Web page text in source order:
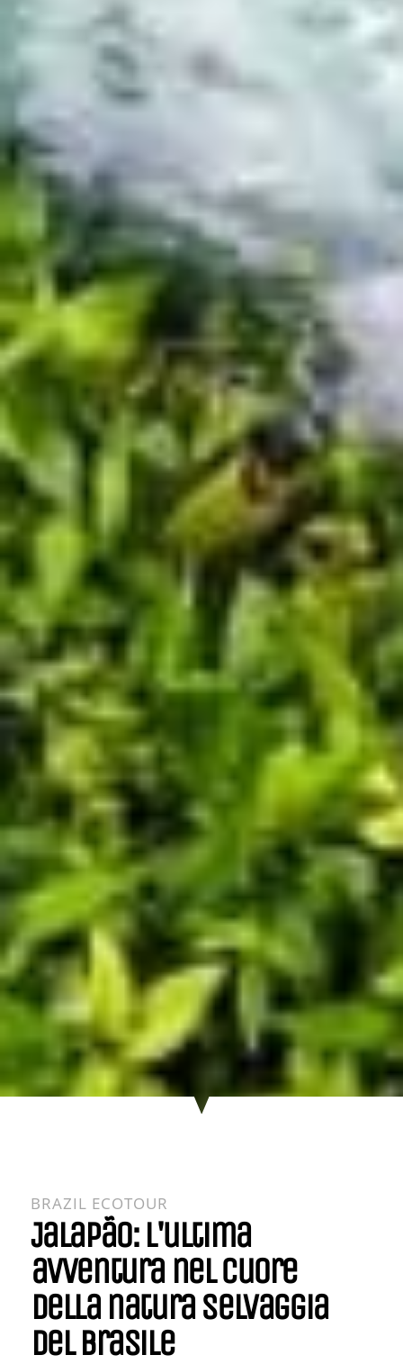
BRAZIL ECOTOUR
Jalapão: l'ultima
avventura nel cuore
della natura selvaggia
del Brasile